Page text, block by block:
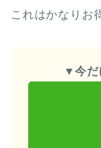
これはかなりお
▼今だ